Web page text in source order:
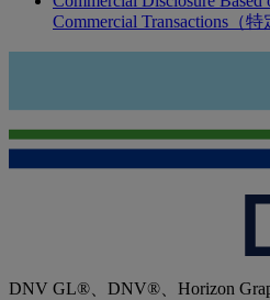
Commercial Transactions（
DNV GL®、DNV®、Horizon